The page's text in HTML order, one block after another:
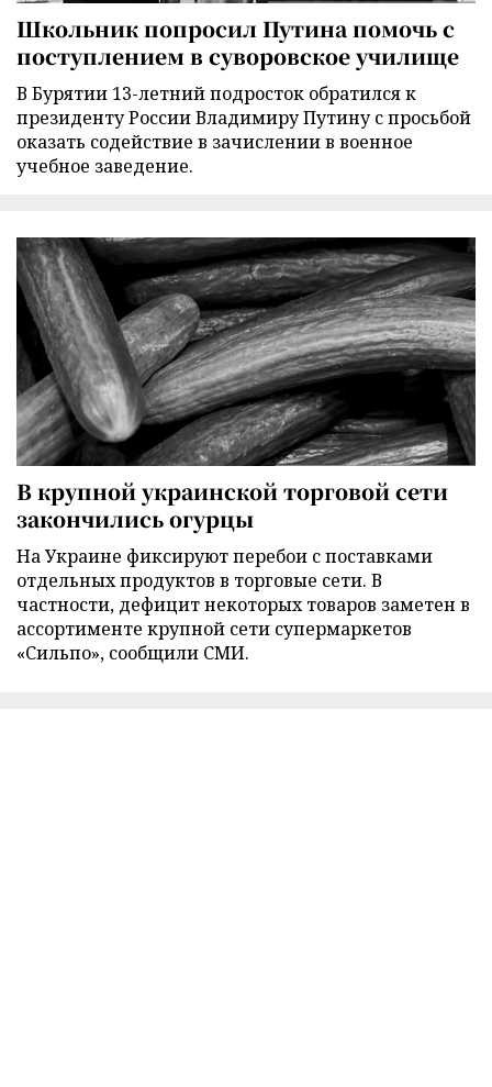
Школьник попросил Путина помочь с
поступлением в суворовское училище
В Бурятии 13-летний подросток обратился к
президенту России Владимиру Путину с просьбой
оказать содействие в зачислении в военное
учебное заведение.
В крупной украинской торговой сети
закончились огурцы
На Украине фиксируют перебои с поставками
отдельных продуктов в торговые сети. В
частности, дефицит некоторых товаров заметен в
ассортименте крупной сети супермаркетов
«Сильпо», сообщили СМИ.